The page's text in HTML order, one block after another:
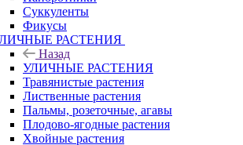
Суккуленты
Фикусы
РАСТЕНИЯ
Назад
УЛИЧНЫЕ РАСТЕНИЯ
Травянистые растения
Лиственные растения
Пальмы, розеточные, агавы
Плодово-ягодные растения
Хвойные растения